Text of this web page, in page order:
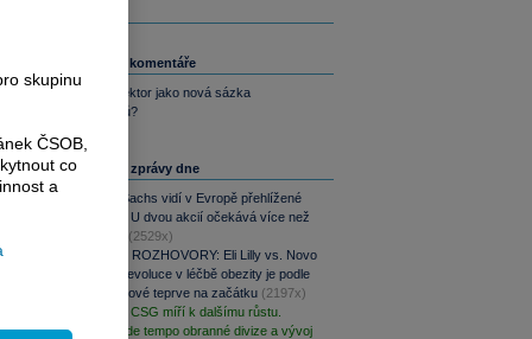
Související komentáře
Luxusní sektor jako nová sázka
kontrariánů?
Nejčtenější zprávy dne
Goldman Sachs vidí v Evropě přehlížené
příležitosti. U dvou akcií očekává více než
(2529x)
PODCAST ROZHOVORY: Eli Lilly vs. Novo
Nordisk. Revoluce v léčbě obezity je podle
MUDr. Kunové teprve na začátku (2197x)
PREVIEW: CSG míří k dalšímu růstu.
Klíčové bude tempo obranné divize a vývoj
skupinu
ČSOB,
co
a